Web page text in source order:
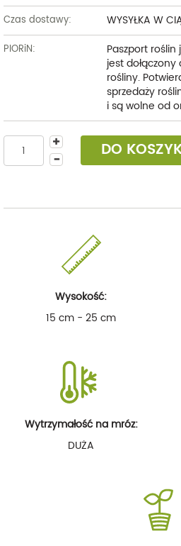
Czas dostawy: WYSYŁKA W
PIORiN:
Paszport
jest
rośliny.
sprzedaży
i są wolne od
DO
Wysokość:
15 cm - 25 cm
Wytrzymałość na mróz:
DUŻA